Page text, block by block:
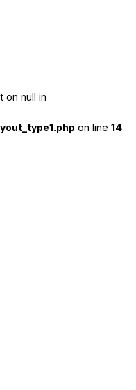
on null in
on line 14